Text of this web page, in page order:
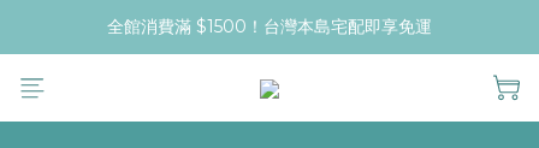
全館消費滿 $1500！台灣本島宅配即享免運